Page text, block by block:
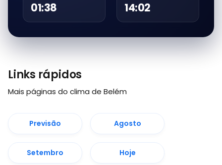
01:38 14:02
Links rápidos
Mais páginas do clima de Belém
Previsão Agosto
Setembro Hoje